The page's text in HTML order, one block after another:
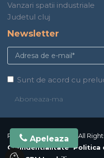
Apeleaza
Vanzari spatii industriale
Judetul cluj
Newsletter
Sunt de acord cu
PHT Imobiliare © 2026 All
Confidentialitate Politica